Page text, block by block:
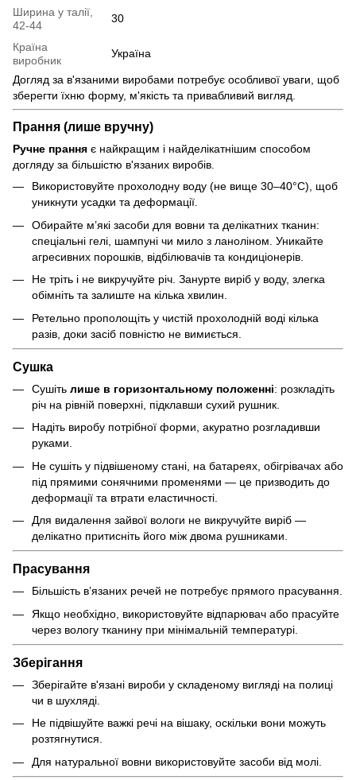
Ширина у талії,
42-44
30
Країна
виробник
Україна
Догляд за в'язаними виробами потребує особливої уваги, щоб
зберегти їхню форму, м'якість та привабливий вигляд.
Прання (лише вручну)
Ручне прання є найкращим і найделікатнішим способом
догляду за більшістю в'язаних виробів.
Використовуйте прохолодну воду (не вище 30–40°C), щоб
уникнути усадки та деформації.
Обирайте м’які засоби для вовни та делікатних тканин:
спеціальні гелі, шампуні чи мило з ланоліном. Уникайте
агресивних порошків, відбілювачів та кондиціонерів.
Не тріть і не викручуйте річ. Занурте виріб у воду, злегка
обімніть та залиште на кілька хвилин.
Ретельно прополощіть у чистій прохолодній воді кілька
разів, доки засіб повністю не вимиється.
Сушка
Сушіть лише в горизонтальному положенні: розкладіть
річ на рівній поверхні, підклавши сухий рушник.
Надіть виробу потрібної форми, акуратно розгладивши
руками.
Не сушіть у підвішеному стані, на батареях, обігрівачах або
під прямими сонячними променями — це призводить до
деформації та втрати еластичності.
Для видалення зайвої вологи не викручуйте виріб —
делікатно притисніть його між двома рушниками.
Прасування
Більшість в’язаних речей не потребує прямого прасування.
Якщо необхідно, використовуйте відпарювач або прасуйте
через вологу тканину при мінімальній температурі.
Зберігання
Зберігайте в'язані вироби у складеному вигляді на полиці
чи в шухляді.
Не підвішуйте важкі речі на вішаку, оскільки вони можуть
розтягнутися.
Для натуральної вовни використовуйте засоби від молі.